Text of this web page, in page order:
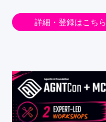
詳細・登録はこちら